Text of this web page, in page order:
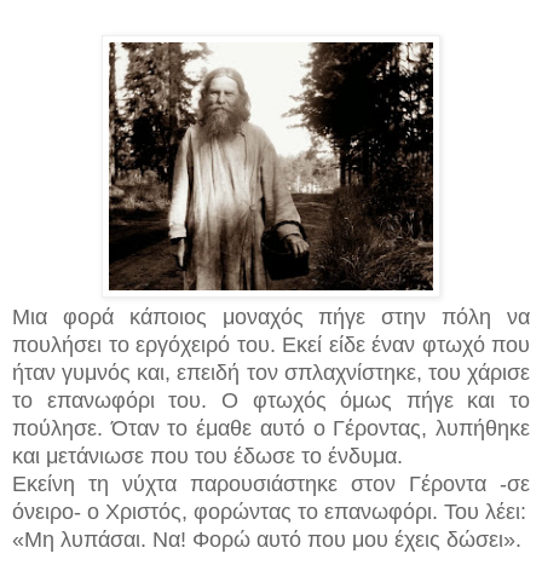
Μια φορά κάποιος μοναχός πήγε στην πόλη να
πουλήσει το εργόχειρό του. Εκεί είδε έναν φτωχό που
ήταν γυμνός και, επειδή τον σπλαχνίστηκε, του χάρισε
το επανωφόρι του. Ο φτωχός όμως πήγε και το
πούλησε. Όταν το έμαθε αυτό ο Γέροντας, λυπήθηκε
και μετάνιωσε που του έδωσε το ένδυμα.
Εκείνη τη νύχτα παρουσιάστηκε στον Γέροντα -σε
όνειρο- ο Χριστός, φορώντας το επανωφόρι. Του λέει:
«Μη λυπάσαι. Nα! Φορώ αυτό που μου έχεις δώσει».